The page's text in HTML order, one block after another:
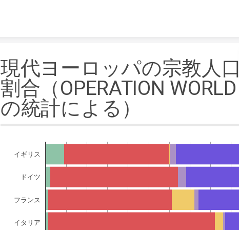
現代ヨーロッパの宗教人口
割合（OPERATION WORLD
の統計による）
イギリス
ドイツ
フランス
イタリア